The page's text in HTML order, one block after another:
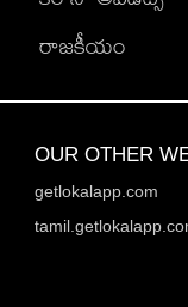
రాజకీయం
OUR OTHER
getlokalapp.com